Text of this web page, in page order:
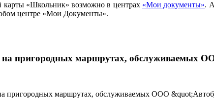
карты «Школьник» возможно в центрах «Мои документы».
центре «Мои Документы».
на пригородных маршрутах, обслуживаемых